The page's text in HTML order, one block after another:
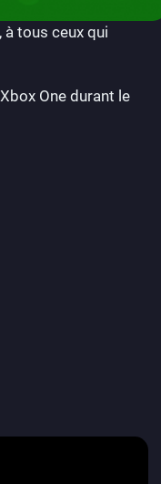
tous ceux qui
One durant le